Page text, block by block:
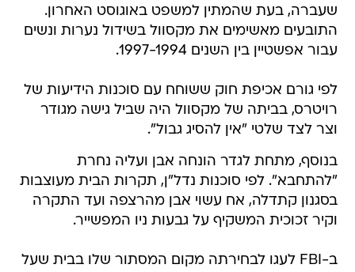
שעברה, בעת שהמתין למשפט באוגוסט האחרון.
התובעים מאשימים את מקסוול בשידול נערות ונשים
עבור אפשטיין בין השנים 1997-1994.
לפי גורם אכיפת חוק ששוחח עם סוכנות הידיעות של
רויטרס, בביתה של מקסוול היה שביל גישה מגודר
וצר לצד שלטי "אין להסיג גבול".
בנוסף, מתחת לגדר הונחה אבן ועליה נחרת
"להתחבא". לפי סוכנות נדל"ן, תקרות הבית מעוצבות
בסגנון קתדלה, אח עשוי אבן מהרצפה ועד התקרה
וקיר זכוכית המשקיף על גבעות ניו המפשייר.
ב-FBI לעגו לבחירתה מקום המסתור שלו בבית שעל